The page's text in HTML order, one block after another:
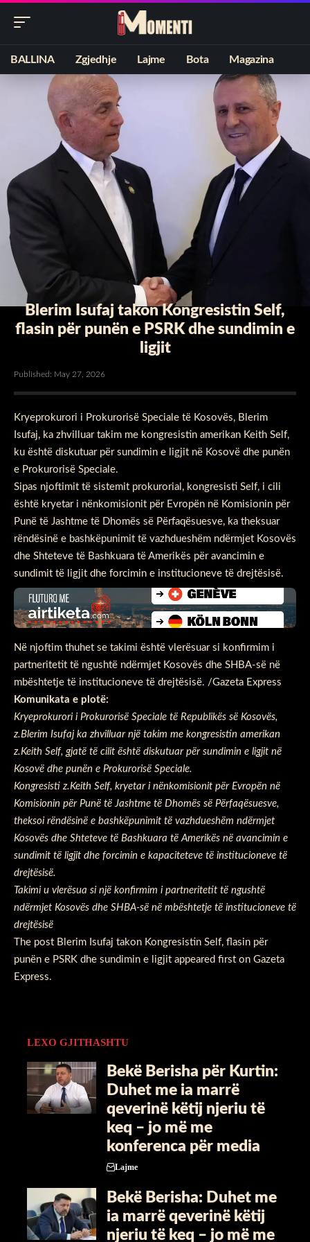
BALLINA Zgjedhje Lajme Bota Magazina
Blerim Isufaj takon Kongresistin Self,
flasin për punën e PSRK dhe sundimin e
ligjit
Published: May 27, 2026
Kryeprokurori i Prokurorisë Speciale të Kosovës, Blerim
Isufaj, ka zhvilluar takim me kongresistin amerikan Keith Self,
ku është diskutuar për sundimin e ligjit në Kosovë dhe punën
e Prokurorisë Speciale.
Sipas njoftimit të sistemit prokurorial, kongresisti Self, i cili
është kryetar i nënkomisionit për Evropën në Komisionin për
Punë të Jashtme të Dhomës së Përfaqësuesve, ka theksuar
rëndësinë e bashkëpunimit të vazhdueshëm ndërmjet Kosovës
dhe Shteteve të Bashkuara të Amerikës për avancimin e
sundimit të ligjit dhe forcimin e institucioneve të drejtësisë.
Në njoftim thuhet se takimi është vlerësuar si konfirmim i
partneritetit të ngushtë ndërmjet Kosovës dhe SHBA-së në
mbështetje të institucioneve të drejtësisë. /Gazeta Express
Komunikata e plotë:
Kryeprokurori i Prokurorisë Speciale të Republikës së Kosovës,
z.Blerim Isufaj ka zhvilluar një takim me kongresistin amerikan
z.Keith Self, gjatë të cilit është diskutuar për sundimin e ligjit në
Kosovë dhe punën e Prokurorisë Speciale.
Kongresisti z.Keith Self, kryetar i nënkomisionit për Evropën në
Komisionin për Punë të Jashtme të Dhomës së Përfaqësuesve,
theksoi rëndësinë e bashkëpunimit të vazhdueshëm ndërmjet
Kosovës dhe Shteteve të Bashkuara të Amerikës në avancimin e
sundimit të ligjit dhe forcimin e kapaciteteve të institucioneve të
drejtësisë.
Takimi u vlerësua si një konfirmim i partneritetit të ngushtë
ndërmjet Kosovës dhe SHBA-së në mbështetje të institucioneve të
drejtësisë
The post Blerim Isufaj takon Kongresistin Self, flasin për
punën e PSRK dhe sundimin e ligjit appeared first on Gazeta
Express.
LEXO GJITHASHTU
Bekë Berisha për Kurtin:
Duhet me ia marrë
qeverinë këtij njeriu të
keq – jo më me
konferenca për media
Lajme
Bekë Berisha: Duhet me
ia marrë qeverinë këtij
njeriu të keq – jo më me